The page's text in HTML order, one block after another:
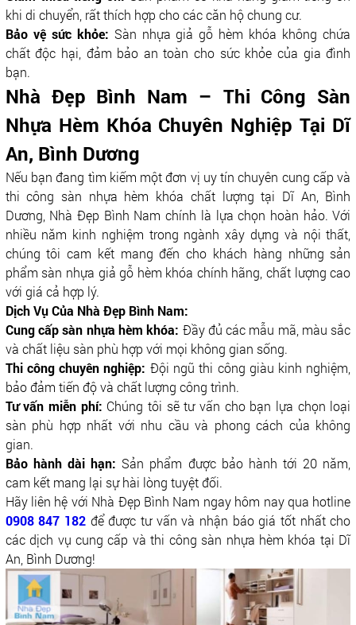
khi di chuyển, rất thích hợp cho các căn hộ chung cư.
Bảo vệ sức khỏe: Sàn nhựa giả gỗ hèm khóa không chứa
chất độc hại, đảm bảo an toàn cho sức khỏe của gia đình
bạn.
Nhà Đẹp Bình Nam – Thi Công Sàn
Nhựa Hèm Khóa Chuyên Nghiệp Tại Dĩ
An, Bình Dương
Nếu bạn đang tìm kiếm một đơn vị uy tín chuyên cung cấp và
thi công sàn nhựa hèm khóa chất lượng tại Dĩ An, Bình
Dương, Nhà Đẹp Bình Nam chính là lựa chọn hoàn hảo. Với
nhiều năm kinh nghiệm trong ngành xây dựng và nội thất,
chúng tôi cam kết mang đến cho khách hàng những sản
phẩm sàn nhựa giả gỗ hèm khóa chính hãng, chất lượng cao
với giá cả hợp lý.
Dịch Vụ Của Nhà Đẹp Bình Nam:
Cung cấp sàn nhựa hèm khóa: Đầy đủ các mẫu mã, màu sắc
và chất liệu sàn phù hợp với mọi không gian sống.
Thi công chuyên nghiệp: Đội ngũ thi công giàu kinh nghiệm,
bảo đảm tiến độ và chất lượng công trình.
Tư vấn miễn phí: Chúng tôi sẽ tư vấn cho bạn lựa chọn loại
sàn phù hợp nhất với nhu cầu và phong cách của không
gian.
Bảo hành dài hạn: Sản phẩm được bảo hành tới 20 năm,
cam kết mang lại sự hài lòng tuyệt đối.
Hãy liên hệ với Nhà Đẹp Bình Nam ngay hôm nay qua hotline
0908 847 182 để được tư vấn và nhận báo giá tốt nhất cho
các dịch vụ cung cấp và thi công sàn nhựa hèm khóa tại Dĩ
An, Bình Dương!